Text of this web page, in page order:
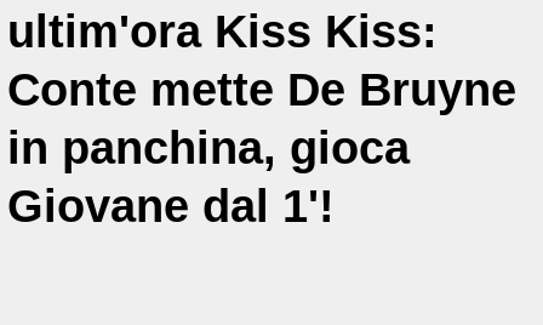
ultim'ora Kiss Kiss:
Conte mette De Bruyne
in panchina, gioca
Giovane dal 1'!